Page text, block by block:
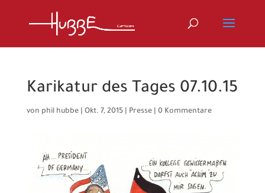
Karikatur des Tages 07.10.15
von phil hubbe| Okt. 7, 2015| Presse| 0 Kommentare